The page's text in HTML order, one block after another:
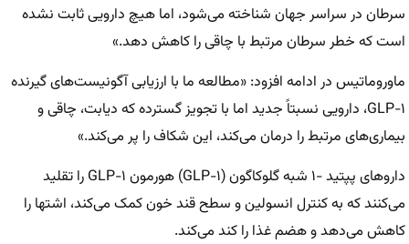
سرطان در سراسر جهان شناخته می‌شود، اما هیچ دارویی ثابت نشده
است که خطر سرطان مرتبط با چاقی را کاهش دهد.»
ماوروماتیس در ادامه افزود: «مطالعه ما با ارزیابی آگونیست‌های گیرنده
GLP-۱، دارویی نسبتاً جدید اما با تجویز گسترده که دیابت، چاقی و
بیماری‌های مرتبط را درمان می‌کند، این شکاف را پر می‌کند.»
داروهای پپتید -۱ شبه گلوکاگون (GLP-۱) هورمون GLP-۱ را تقلید
می‌کنند که به کنترل انسولین و سطح قند خون کمک می‌کند، اشتها را
کاهش می‌دهد و هضم غذا را کند می‌کند.